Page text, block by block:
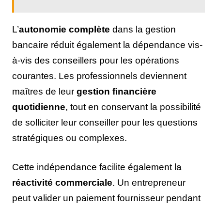
L’autonomie complète dans la gestion
bancaire réduit également la dépendance vis-
à-vis des conseillers pour les opérations
courantes. Les professionnels deviennent
maîtres de leur gestion financière
quotidienne, tout en conservant la possibilité
de solliciter leur conseiller pour les questions
stratégiques ou complexes.
Cette indépendance facilite également la
réactivité commerciale. Un entrepreneur
peut valider un paiement fournisseur pendant